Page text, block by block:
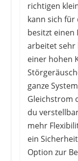
richtigen
kann sich für
besitzt einen
arbeitet sehr
einer hohen
ganze
Gleichstrom
du
mehr
ein
Option zur